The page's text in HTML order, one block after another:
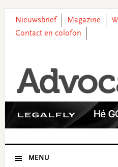
primary
main
primary
footer
Nieuwsbrief Magazine
Contact en colofon
MENU